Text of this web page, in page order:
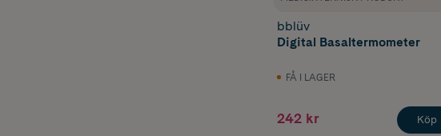
bblüv
Digital Basaltermometer
FÅ I LAGER
242 kr Köp